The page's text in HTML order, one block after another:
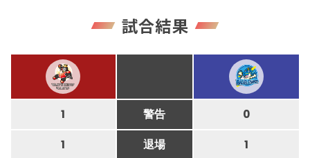
試合結果
1 警告 0
1 退場 1